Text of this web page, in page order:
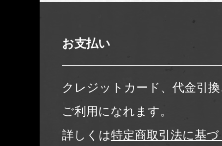
お支払い
クレジットカード、代金引
ご利用になれます。
詳しくは特定商取引法に基